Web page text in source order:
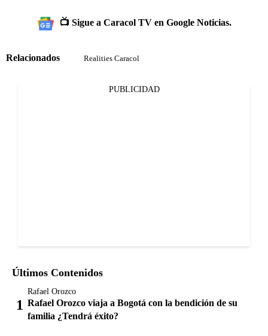
📺 Sigue a Caracol TV en Google Noticias.
Relacionados Realities Caracol
PUBLICIDAD
Últimos Contenidos
Rafael Orozco
Rafael Orozco viaja a Bogotá con la bendición de su
familia ¿Tendrá éxito?